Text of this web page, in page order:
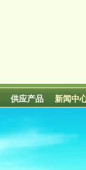
供应产品 新闻中